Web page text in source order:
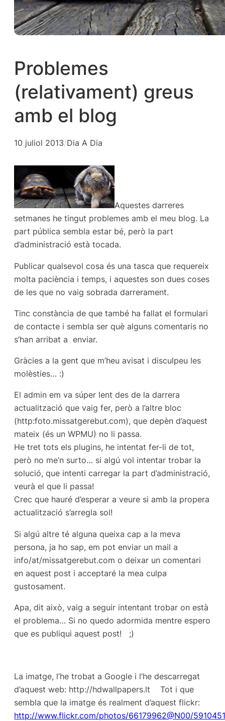
Problemes
(relativament) greus
amb el blog
10 juliol 2013/Dia A Dia
Aquestes darreres
setmanes he tingut problemes amb el meu blog. La
part pública sembla estar bé, però la part
d’administració està tocada.
Publicar qualsevol cosa és una tasca que requereix
molta paciència i temps, i aquestes son dues coses
de les que no vaig sobrada darrerament.
Tinc constància de que també ha fallat el formulari
de contacte i sembla ser què alguns comentaris no
s’han arribat a enviar.
Gràcies a la gent que m’heu avisat i disculpeu les
molèsties… :)
El admin em va súper lent des de la darrera
actualització que vaig fer, però a l’altre bloc
(http:foto.missatgerebut.com), que depèn d’aquest
mateix (és un WPMU) no li passa.
He tret tots els plugins, he intentat fer-li de tot,
però no me’n surto… si algú vol intentar trobar la
solució, que intenti carregar la part d’administració,
veurà el que li passa!
Crec que hauré d’esperar a veure si amb la propera
actualització s’arregla sol!
Si algú altre té alguna queixa cap a la meva
persona, ja ho sap, em pot enviar un mail a
info/at/missatgerebut.com o deixar un comentari
en aquest post i acceptaré la mea culpa
gustosament.
Apa, dit això, vaig a seguir intentant trobar on està
el problema… Si no quedo adormida mentre espero
que es publiqui aquest post! ;)
La imatge, l’he trobat a Google i l’he descarregat
d’aquest web: http://hdwallpapers.lt Tot i que
sembla que la imatge és realment d’aquest flickr:
http://www.flickr.com/photos/66179962@N00/